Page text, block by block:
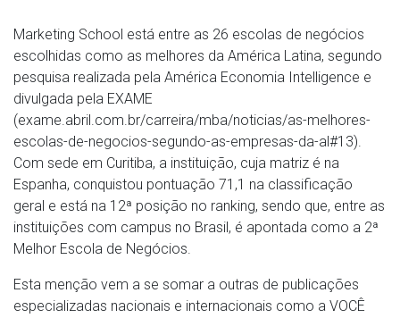
Marketing School está entre as 26 escolas de negócios
escolhidas como as melhores da América Latina, segundo
pesquisa realizada pela América Economia Intelligence e
divulgada pela EXAME
(exame.abril.com.br/carreira/mba/noticias/as-melhores-
escolas-de-negocios-segundo-as-empresas-da-al#13).
Com sede em Curitiba, a instituição, cuja matriz é na
Espanha, conquistou pontuação 71,1 na classificação
geral e está na 12ª posição no ranking, sendo que, entre as
instituições com campus no Brasil, é apontada como a 2ª
Melhor Escola de Negócios.
Esta menção vem a se somar a outras de publicações
especializadas nacionais e internacionais como a VOCÊ